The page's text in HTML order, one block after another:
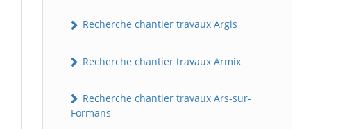
Recherche chantier travaux Argis
Recherche chantier travaux Armix
Recherche chantier travaux Ars-sur-
Formans